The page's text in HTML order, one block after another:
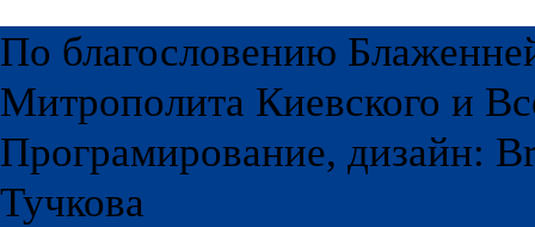
По благословению
Митрополита Киевского и
Програмирование, дизайн:
Тучкова